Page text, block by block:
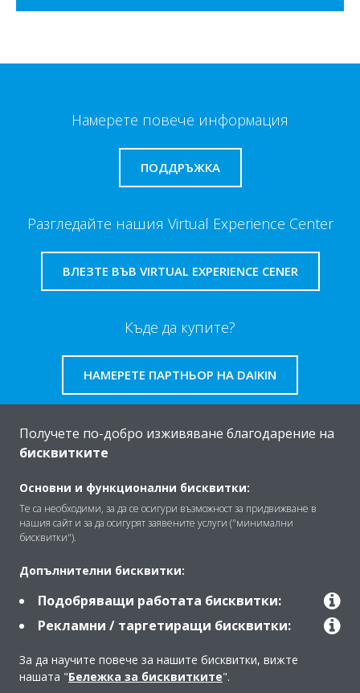
Намерете повече информация
ПОДДРЪЖКА
Разгледайте нашия Virtual Experience Center
ВЛЕЗТЕ ВЪВ VIRTUAL EXPERIENCE CENER
Къде да купите?
НАМЕРЕТЕ ПАРТНЬОР НА DAIKIN
Решения
Контакт
Продукти
Получете по-добро изживяване благодарение на
бисквитките
Основни и функционални бисквитки:
Те са необходими, за да се осигури възможност за придвижване в
нашия сайт и за да осигурят заявените услуги ("минимални
бисквитки").
Допълнителни бисквитки:
Подобряващи работата бисквитки:
Рекламни / таргетиращи бисквитки:
За да научите повече за нашите бисквитки, вижте
нашата "Бележка за бисквитките".